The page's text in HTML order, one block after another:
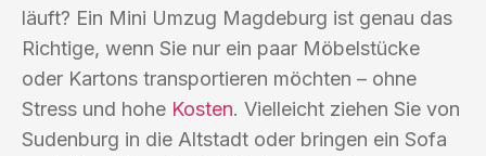
läuft? Ein Mini Umzug Magdeburg ist genau das
Richtige, wenn Sie nur ein paar Möbelstücke
oder Kartons transportieren möchten – ohne
Stress und hohe Kosten. Vielleicht ziehen Sie von
Sudenburg in die Altstadt oder bringen ein Sofa